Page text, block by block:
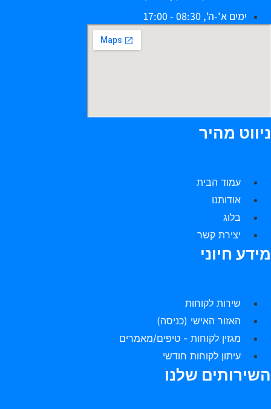
ימים א'-ה', 08:30 - 17:00
מהיר
עמוד הבית
אודותנו
בלוג
יצירת קשר
חיוני
שירות לקוחות
האזור האישי (כניסה)
מגזין לקוחות - טיפים/מאמרים
עיתון לקוחות חודשי
שלנו